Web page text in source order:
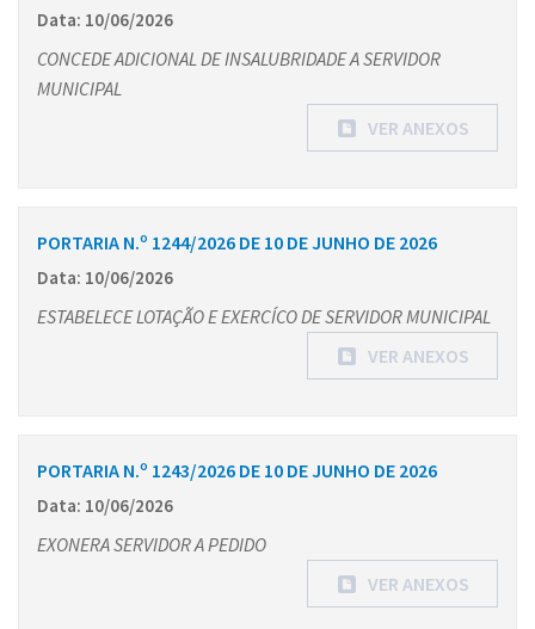
Data: 10/06/2026
CONCEDE ADICIONAL DE INSALUBRIDADE A SERVIDOR
MUNICIPAL
VER ANEXOS
PORTARIA N.º 1244/2026 DE 10 DE JUNHO DE 2026
Data: 10/06/2026
ESTABELECE LOTAÇÃO E EXERCÍCO DE SERVIDOR MUNICIPAL
VER ANEXOS
PORTARIA N.º 1243/2026 DE 10 DE JUNHO DE 2026
Data: 10/06/2026
EXONERA SERVIDOR A PEDIDO
VER ANEXOS